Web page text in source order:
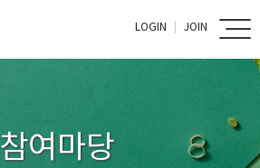
LOGIN JOIN
참여마당